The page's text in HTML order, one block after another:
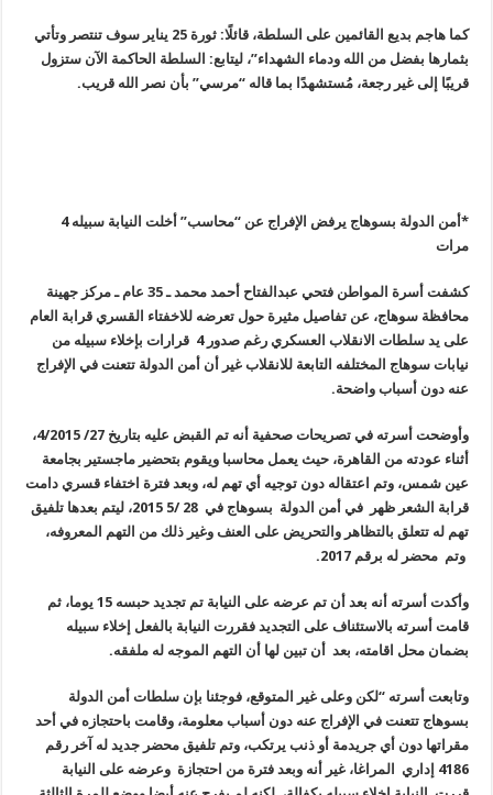
كما هاجم بديع القائمين على السلطة، قائلًا: ثورة 25 يناير سوف تنتصر وتأتي
بثمارها بفضل من الله ودماء الشهداء”، ليتابع: السلطة الحاكمة الآن ستزول
قريبًا إلى غير رجعة، مُستشهدًا بما قاله “مرسي” بأن نصر الله قريب.
*أمن الدولة بسوهاج يرفض الإفراج عن “محاسب” أخلت النيابة سبيله 4
مرات
كشفت أسرة المواطن فتحي عبدالفتاح أحمد محمد ـ 35 عام ـ مركز جهينة
محافظة سوهاج، عن تفاصيل مثيرة حول تعرضه للاخفتاء القسري قرابة العام
على يد سلطات الانقلاب العسكري رغم صدور 4 قرارات بإخلاء سبيله من
نيابات سوهاج المختلفه التابعة للانقلاب غير أن أمن الدولة تتعنت في الإفراج
عنه دون أسباب واضحة.
وأوضحت أسرته في تصريحات صحفية أنه تم القبض عليه بتاريخ 27 / 4/2015
،
أثناء عودته من القاهرة، حيث يعمل محاسبا ويقوم بتحضير ماجستير بجامعة
عين شمس، وتم اعتقاله دون توجيه أي تهم له، وبعد فترة اختفاء قسري دامت
قرابة الشعر ظهر في أمن الدولة بسوهاج في 28 /5 2015، ليتم بعدها تلفيق
تهم له تتعلق بالتظاهر والتحريض على العنف وغير ذلك من التهم المعروفه،
وتم محضر له برقم 2017
.
وأكدت أسرته أنه بعد أن تم عرضه على النيابة تم تجديد حبسه 15 يوما، ثم
قامت أسرته بالاستئناف على التجديد فقررت النيابة بالفعل إخلاء سبيله
بضمان محل اقامته، بعد أن تبين لها أن التهم الموجه له ملفقه.
وتابعت أسرته “لكن وعلى غير المتوقع، فوجئنا بإن سلطات أمن الدولة
بسوهاج تتعنت في الإفراج عنه دون أسباب معلومة، وقامت باحتجازه في أحد
مقراتها دون أي جريدمة أو ذنب يرتكب، وتم تلفيق محضر جديد له آخر رقم
4186 إداري المراغا، غير أنه وبعد فترة من احتجازة وعرضه على النيابة